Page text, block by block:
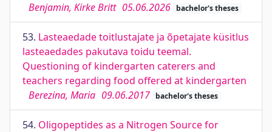
Benjamin, Kirke Britt 05.06.2026 bachelor's theses
53. Lasteaedade toitlustajate ja õpetajate küsitlus
lasteaedades pakutava toidu teemal.
Questioning of kindergarten caterers and
teachers regarding food offered at kindergarten
Berezina, Maria 09.06.2017 bachelor's theses
54. Oligopeptides as a Nitrogen Source for